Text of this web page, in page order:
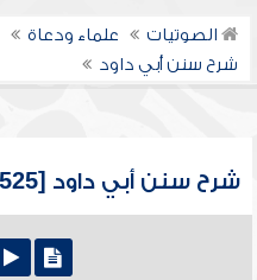
الصوتيات علماء ودعاة
شرح سنن أبي داود
شرح سنن أبي داود [525]